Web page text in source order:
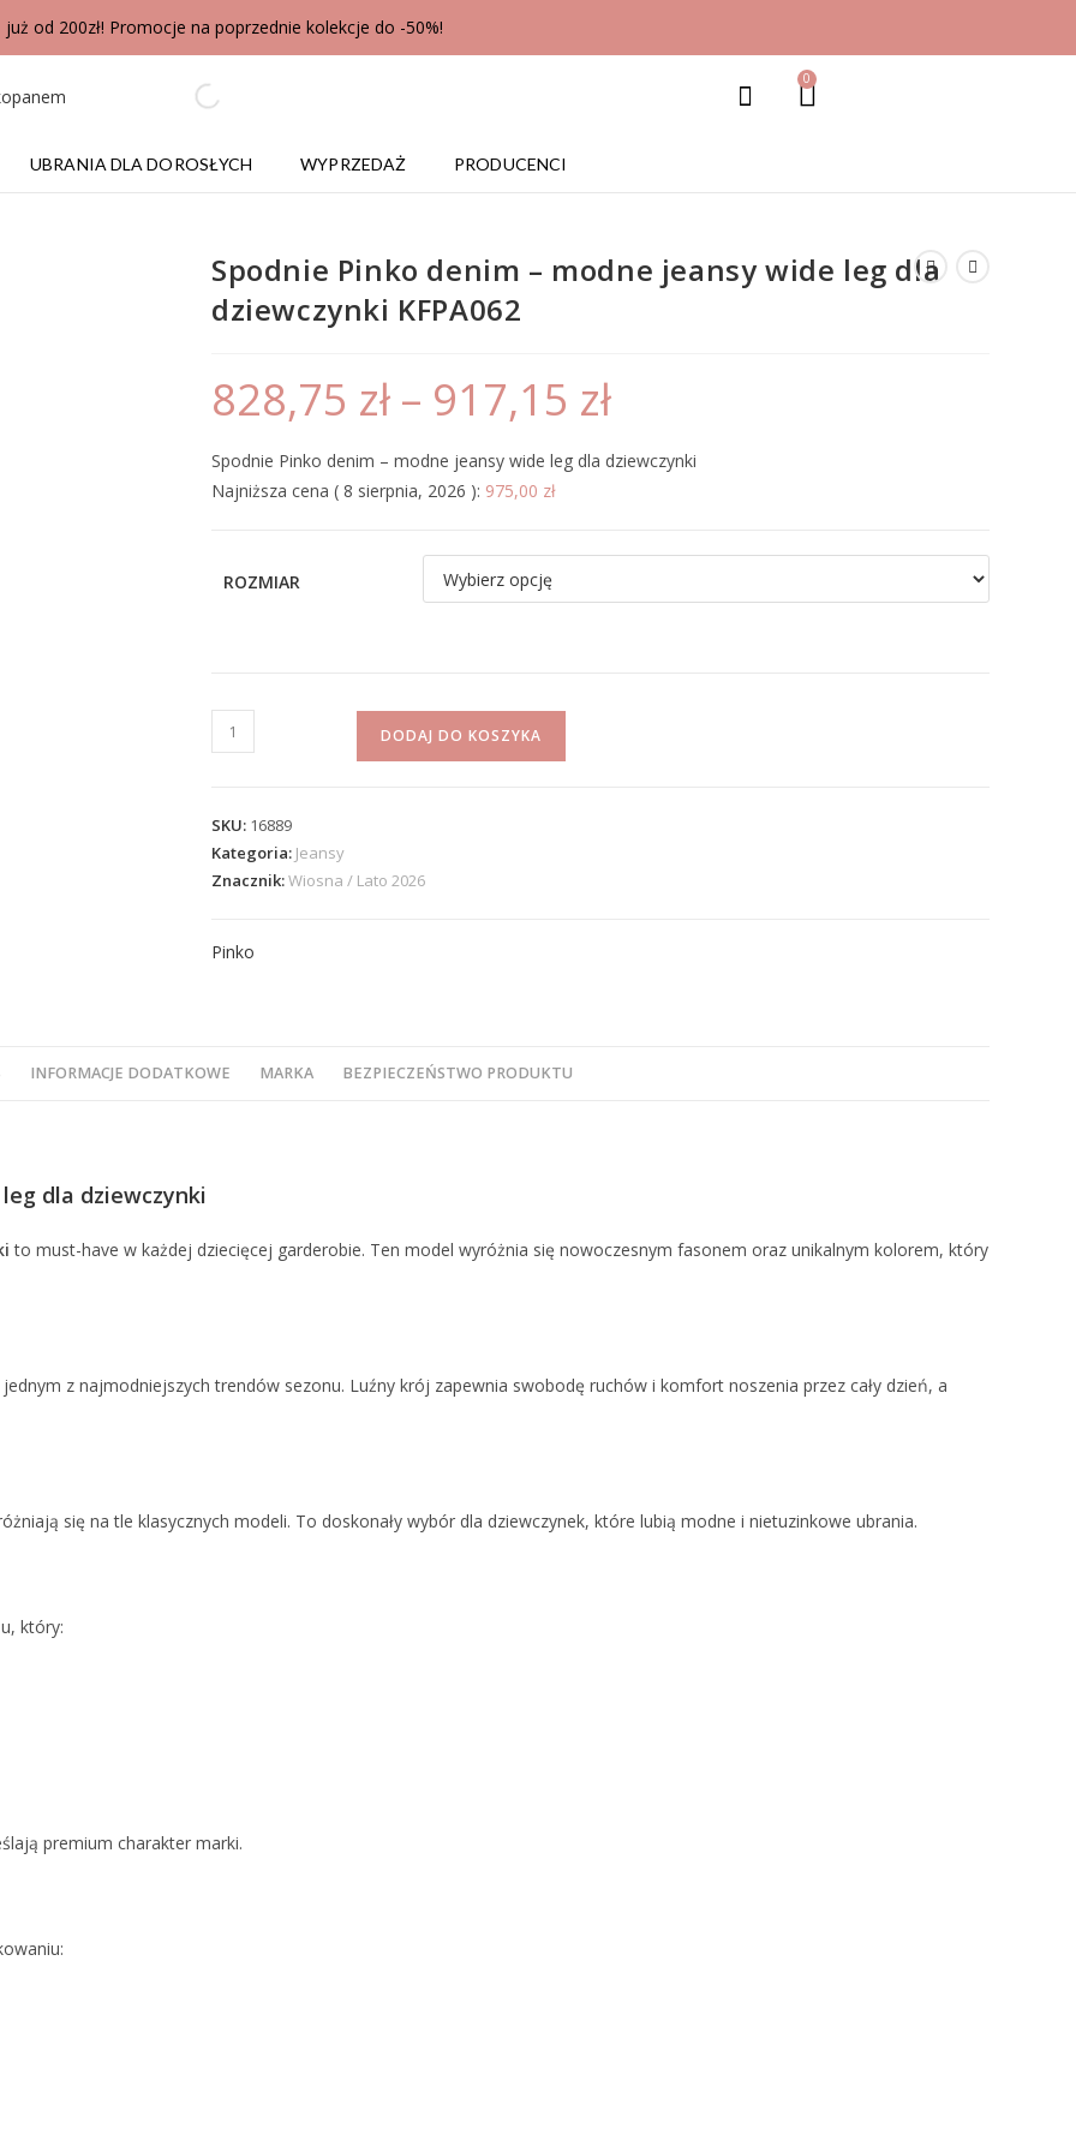
od 200zł! Promocje na poprzednie kolekcje do -50%!
0
UBRANIA DLA DOROSŁYCH WYPRZEDAŻ PRODUCENCI
Spodnie Pinko denim – modne jeansy wide leg dla
dziewczynki KFPA062
828,75 zł – 917,15 zł
Spodnie Pinko denim – modne jeansy wide leg dla dziewczynki
Najniższa cena ( 8 sierpnia, 2026 ): 975,00 zł
ROZMIAR
DODAJ DO KOSZYKA
SKU: 16889
Kategoria: Jeansy
Znacznik:Wiosna / Lato 2026
Pinko
INFORMACJE DODATKOWE MARKA BEZPIECZEŃSTWO PRODUKTU
dla dziewczynki
to must-have w każdej dziecięcej garderobie. Ten model wyróżnia się nowoczesnym fasonem oraz unikalnym kolorem, który
z najmodniejszych trendów sezonu. Luźny krój zapewnia swobodę ruchów i komfort noszenia przez cały dzień, a
się na tle klasycznych modeli. To doskonały wybór dla dziewczynek, które lubią modne i nietuzinkowe ubrania.
który:
premium charakter marki.